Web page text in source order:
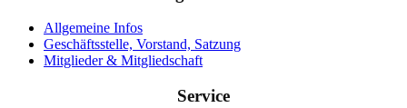
Allgemeine Infos
Geschäftsstelle, Vorstand, Satzung
Mitglieder & Mitgliedschaft
Service